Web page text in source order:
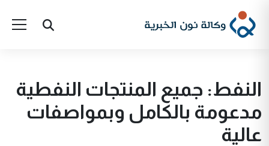
النفط: جميع المنتجات النفطية
مدعومة بالكامل وبمواصفات
عالية